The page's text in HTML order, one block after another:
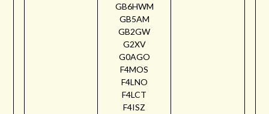
GB6HWM
GB5AM
GB2GW
G2XV
G0AGO
F4MOS
F4LNO
F4LCT
F4ISZ